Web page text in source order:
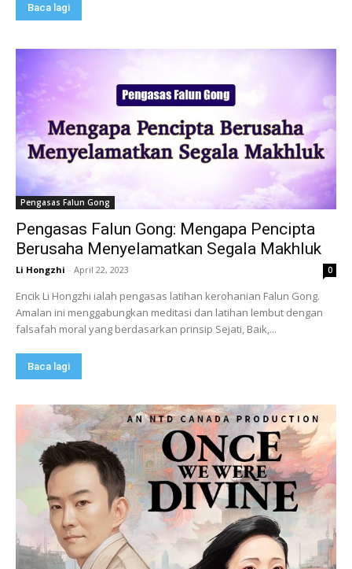
Baca lagi
Pengasas Falun Gong
Pengasas Falun Gong: Mengapa Pencipta
Berusaha Menyelamatkan Segala Makhluk
Li Hongzhi - April 22, 2023 0
Encik Li Hongzhi ialah pengasas latihan kerohanian Falun Gong.
Amalan ini menggabungkan meditasi dan latihan lembut dengan
falsafah moral yang berdasarkan prinsip Sejati, Baik,...
Baca lagi